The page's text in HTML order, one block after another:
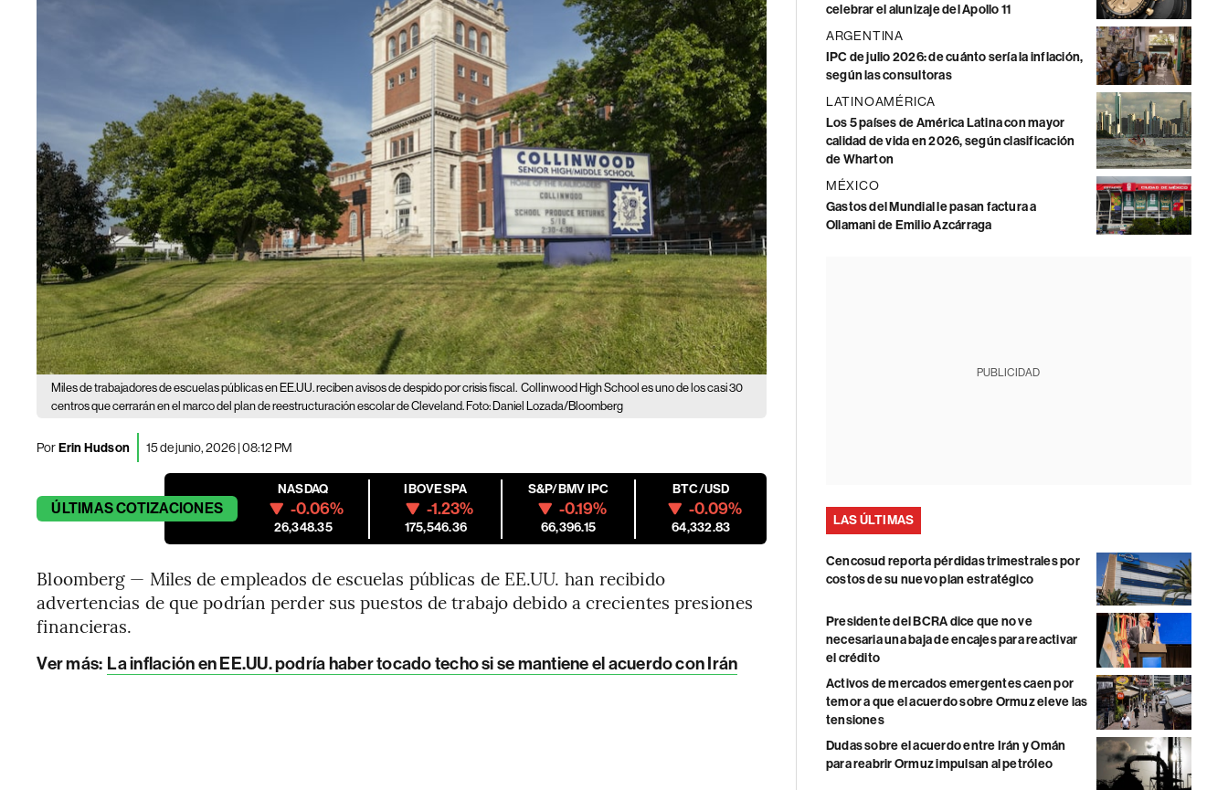
Miles de trabajadores de escuelas públicas en EE.UU. reciben avisos de despido por crisis fiscal. Collinwood High School es uno de los casi 30
centros que cerrarán en el marco del plan de reestructuración escolar de Cleveland. Foto: Daniel Lozada/Bloomberg
PorErin Hudson 15 de junio, 2026 | 08:12 PM
ÚLTIMASCOTIZACIONES
NASDAQ
-0.06%
26,348.35
IBOVESPA
-1.23%
175,546.36
S&P/BMV IPC
-0.19%
66,396.15
BTC/USD
-0.09%
64,332.83
Bloomberg — Miles de empleados de escuelas públicas de EE.UU. han recibido
advertencias de que podrían perder sus puestos de trabajo debido a crecientes presiones
financieras.
Ver más: La inflación en EE.UU. podría haber tocado techo si se mantiene el acuerdo con Irán
celebrar el alunizaje del Apollo 11
ARGENTINA
IPC de julio 2026: de cuánto sería la inflación,
según las consultoras
LATINOAMÉRICA
Los 5 países de América Latina con mayor
calidad de vida en 2026, según clasificación
de Wharton
MÉXICO
Gastos del Mundial le pasan factura a
Ollamani de Emilio Azcárraga
PUBLICIDAD
LAS ÚLTIMAS
Cencosud reporta pérdidas trimestrales por
costos de su nuevo plan estratégico
Presidente del BCRA dice que no ve
necesaria una baja de encajes para reactivar
el crédito
Activos de mercados emergentes caen por
temor a que el acuerdo sobre Ormuz eleve las
tensiones
Dudas sobre el acuerdo entre Irán y Omán
para reabrir Ormuz impulsan al petróleo